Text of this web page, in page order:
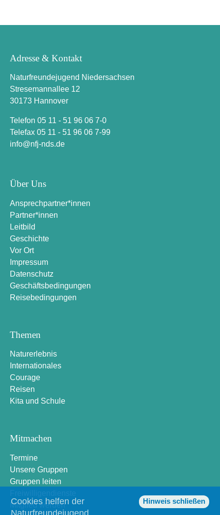
Adresse & Kontakt
Naturfreundejugend Niedersachsen
Stresemannallee 12
30173 Hannover
Telefon 05 11 - 51 96 06 7-0
Telefax 05 11 - 51 96 06 7-99
info nfj-nds.de
Über Uns
Ansprechpartner*innen
Partner*innen
Leitbild
Geschichte
Vor Ort
Impressum
Datenschutz
Geschäftsbedingungen
Reisebedingungen
Themen
Naturerlebnis
Internationales
Courage
Reisen
Kita und Schule
Mitmachen
Termine
Unsere Gruppen
Gruppen leiten
Mitglied werden
Hinweis schließen
Cookies helfen der
Naturfreundejugend